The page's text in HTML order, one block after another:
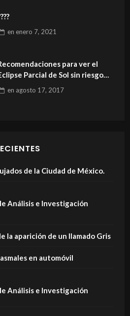
en enero 7, 2021
para ver el
Parcial de Sol sin riesgo
para la salud
en agosto 17, 2017
de la Ciudad de México.
Análisis e Investigación
la aparición de un llamado Gris
en automóvil
Análisis e Investigación